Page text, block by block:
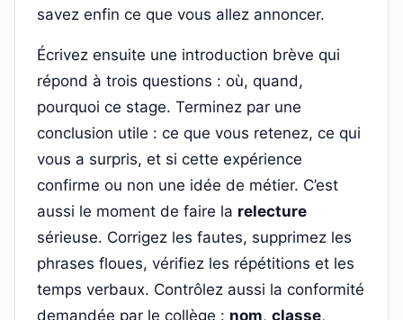
savez enfin ce que vous allez annoncer.
Écrivez ensuite une introduction brève qui
répond à trois questions : où, quand,
pourquoi ce stage. Terminez par une
conclusion utile : ce que vous retenez, ce qui
vous a surpris, et si cette expérience
confirme ou non une idée de métier. C’est
aussi le moment de faire la relecture
sérieuse. Corrigez les fautes, supprimez les
phrases floues, vérifiez les répétitions et les
temps verbaux. Contrôlez aussi la conformité
demandée par le collège : nom, classe,